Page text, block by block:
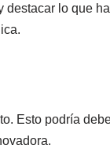
lo que
Esto podría